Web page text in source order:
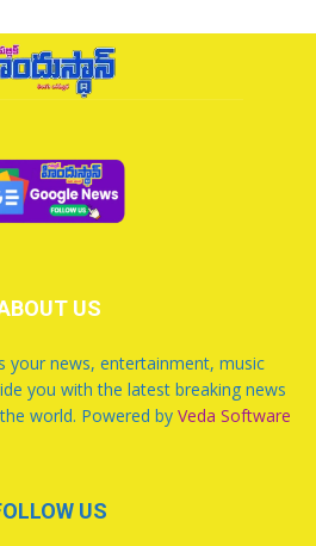
US
your news, entertainment, music
you with the latest breaking news
world. Powered by Veda Software
US